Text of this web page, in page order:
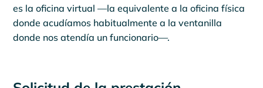
es la oficina virtual —la equivalente a la oficina física
donde acudíamos habitualmente a la ventanilla
donde nos atendía un funcionario—.